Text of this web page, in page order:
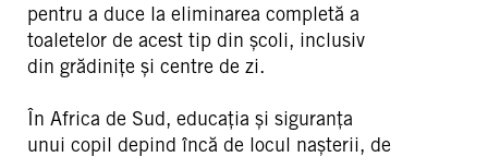
pentru a duce la eliminarea completă a
toaletelor de acest tip din școli, inclusiv
din grădinițe și centre de zi.
În Africa de Sud, educația și siguranța
unui copil depind încă de locul nașterii, de